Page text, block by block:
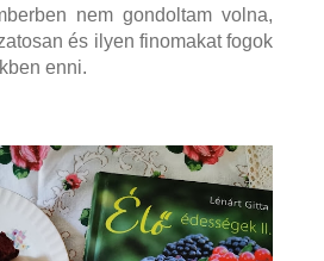
nem gondoltam volna,
és ilyen finomakat fogok
enni.